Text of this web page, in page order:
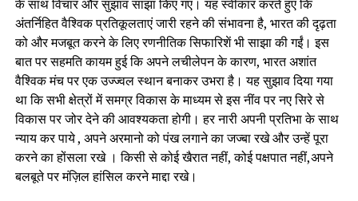
के साथ विचार और सुझाव साझा किए गए। यह स्वीकार करते हुए कि
अंतर्निहित वैश्विक प्रतिकूलताएं जारी रहने की संभावना है, भारत की दृढ़ता
को और मजबूत करने के लिए रणनीतिक सिफारिशें भी साझा की गईं। इस
बात पर सहमति कायम हुई कि अपने लचीलेपन के कारण, भारत अशांत
वैश्विक मंच पर एक उज्ज्वल स्थान बनाकर उभरा है। यह सुझाव दिया गया
था कि सभी क्षेत्रों में समग्र विकास के माध्यम से इस नींव पर नए सिरे से
विकास पर जोर देने की आवश्यकता होगी। हर नारी अपनी प्रतिभा के साथ
न्याय कर पाये , अपने अरमानो को पंख लगाने का जज्बा रखे और उन्हें पूरा
करने का होंसला रखे । किसी से कोई खैरात नहीं, कोई पक्षपात नहीं,अपने
बलबूते पर मंज़िल हांसिल करने माद्दा रखे।